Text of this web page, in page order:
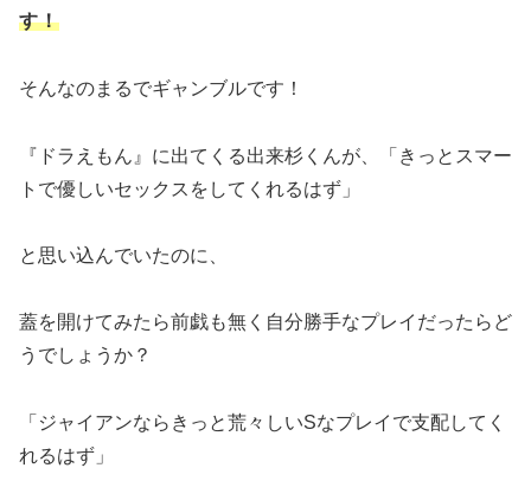
す！
そんなのまるでギャンブルです！
『ドラえもん』に出てくる出来杉くんが、「きっとスマー
トで優しいセックスをしてくれるはず」
と思い込んでいたのに、
蓋を開けてみたら前戯も無く自分勝手なプレイだったらど
うでしょうか？
「ジャイアンならきっと荒々しいSなプレイで支配してく
れるはず」